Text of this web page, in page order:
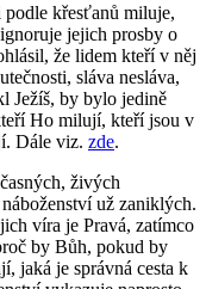
křesťanů miluje,
jejich prosby o
že lidem kteří v něj
sláva nesláva,
Ježíš, by bylo jedině
Ho milují, kteří jsou v
Dále viz. zde.
živých
už zaniklých.
víra je Pravá, zatímco
by Bůh, pokud by
jaká je správná cesta k